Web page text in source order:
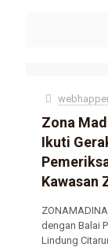
Zona
Ikuti
Kawasan
dengan Balai
Lindung